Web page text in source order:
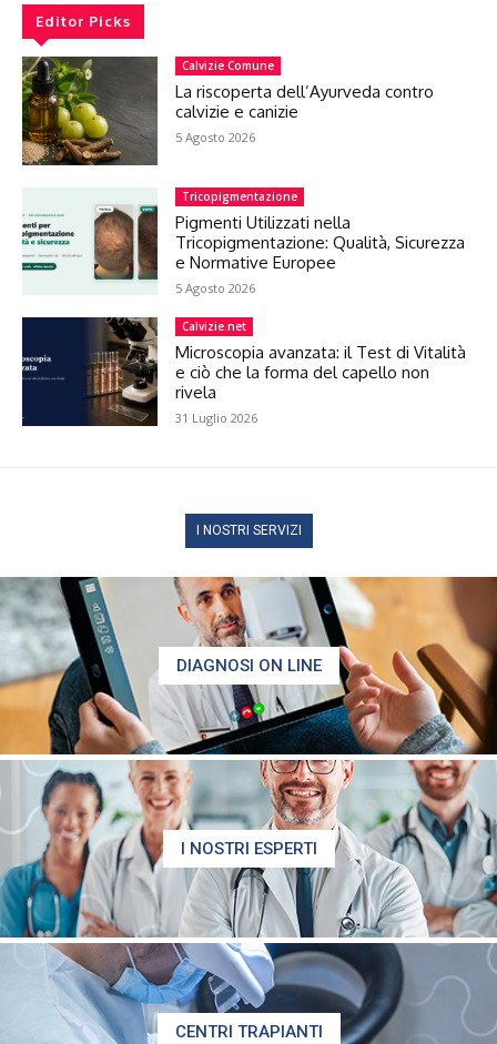
Editor Picks
Calvizie Comune
La riscoperta dell’Ayurveda contro
calvizie e canizie
5 Agosto 2026
Tricopigmentazione
Pigmenti Utilizzati nella
Tricopigmentazione: Qualità, Sicurezza
e Normative Europee
5 Agosto 2026
Calvizie.net
Microscopia avanzata: il Test di Vitalità
e ciò che la forma del capello non
rivela
31 Luglio 2026
I NOSTRI SERVIZI
DIAGNOSI ON LINE
I NOSTRI ESPERTI
CENTRI TRAPIANTI